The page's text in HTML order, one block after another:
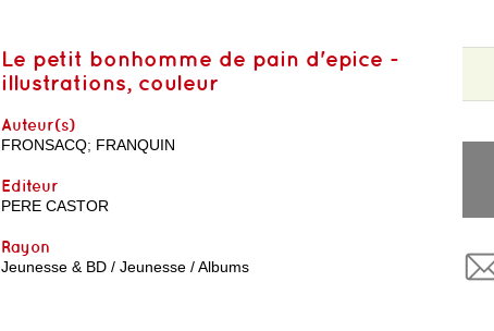
Le petit bonhomme de pain d'epice -
illustrations, couleur
Auteur(s)
FRONSACQ; FRANQUIN
Editeur
PERE CASTOR
Rayon
Jeunesse & BD / Jeunesse / Albums